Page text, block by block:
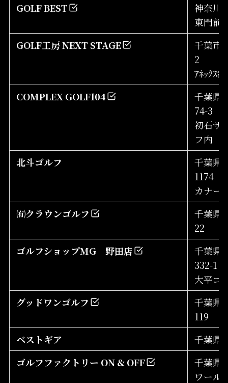
GOLF BEST
神奈川
東門前
GOLF工房 NEXT STAGE
千葉市
2
ｱﾈｯｸｽ
COMPLEX GOLF104
千葉県
74-3
初石サ
フ内
北斗ゴルフ
千葉県
1174
カナー
㈲クラウンゴルフ
千葉県
22
ゴルフショップMG 野田店
千葉県
332-1
大平ゴ
グッドワンゴルフ
千葉県
119
ベストギア
千葉県
ゴルフファクトリー ON & OFF
千葉県
ワー